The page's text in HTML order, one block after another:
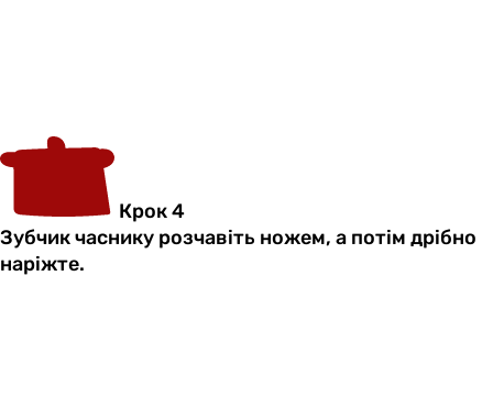
Крок 4
Зубчик часнику розчавіть ножем, а потім дрібно
наріжте.